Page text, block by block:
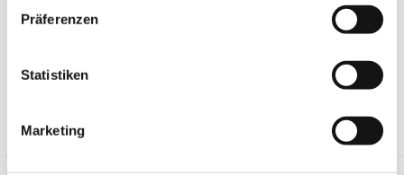
Präferenzen
Statistiken
Marketing